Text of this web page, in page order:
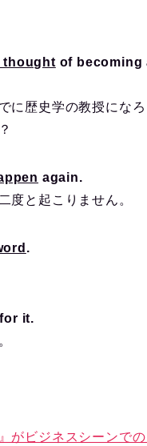
thoughtof becoming
に歴史学の教授にな
again.
度と起こりません。
.
for it.
がビジネスシーンでの